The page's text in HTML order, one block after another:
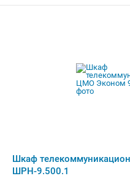
Шкаф
ШРН-9.500.1